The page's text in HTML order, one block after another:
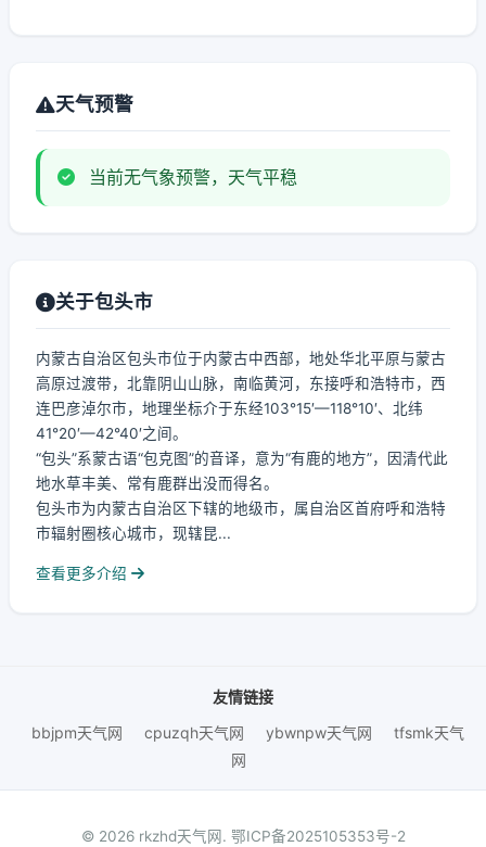
天气预警
当前无气象预警，天气平稳
关于包头市
内蒙古自治区包头市位于内蒙古中西部，地处华北平原与蒙古
高原过渡带，北靠阴山山脉，南临黄河，东接呼和浩特市，西
连巴彦淖尔市，地理坐标介于东经103°15′—118°10′、北纬
41°20′—42°40′之间。
“包头”系蒙古语“包克图”的音译，意为“有鹿的地方”，因清代此
地水草丰美、常有鹿群出没而得名。
包头市为内蒙古自治区下辖的地级市，属自治区首府呼和浩特
市辐射圈核心城市，现辖昆...
查看更多介绍
友情链接
bbjpm天气网
cpuzqh天气网 ybwnpw天气网
tfsmk天气
网
© 2026 rkzhd天气网. 鄂ICP备2025105353号-2